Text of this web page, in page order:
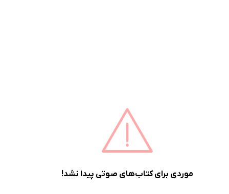
موردی برای کتاب‌های صوتی پیدا نشد!